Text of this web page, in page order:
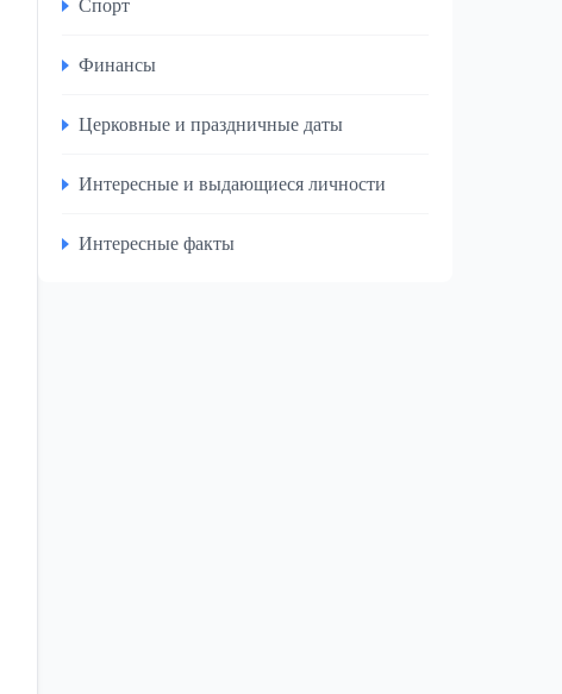
Спорт
Финансы
Церковные и праздничные даты
Интересные и выдающиеся личности
Интересные факты